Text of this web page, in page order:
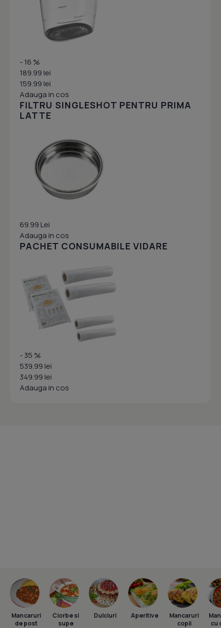
- 16 %
189.99 lei
159.99 lei
Adauga in cos
FILTRU SINGLESHOT PENTRU PRIMA
LATTE
69.99 Lei
Adauga in cos
PACHET CONSUMABILE VIDARE
- 35 %
539.99 lei
349.99 lei
Adauga in cos
Mancaruri
de post
Ciorbe si
supe
Dulciuri Aperitive
Mancaruri
copii
cu